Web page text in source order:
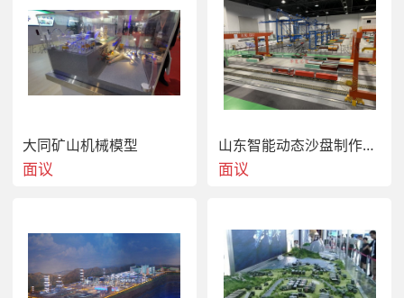
大同矿山机械模型
面议
山东智能动态沙盘制作18810008182
面议